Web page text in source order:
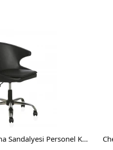
Koket Çalışma Sandalyesi Personel Koltuğu Ofis Koltuğu Bilgisayar Sandalyesi